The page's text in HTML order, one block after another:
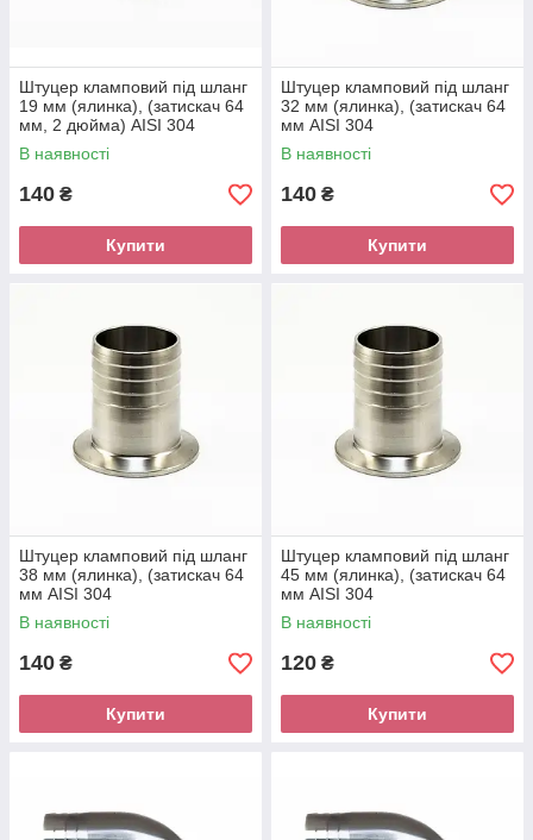
Штуцер кламповий під шланг
19 мм (ялинка), (затискач 64
мм, 2 дюйма) AISI 304
В наявності
140 ₴
Купити
Штуцер кламповий під шланг
32 мм (ялинка), (затискач 64
мм AISI 304
В наявності
140 ₴
Купити
Штуцер кламповий під шланг
38 мм (ялинка), (затискач 64
мм AISI 304
В наявності
140 ₴
Купити
Штуцер кламповий під шланг
45 мм (ялинка), (затискач 64
мм AISI 304
В наявності
120 ₴
Купити